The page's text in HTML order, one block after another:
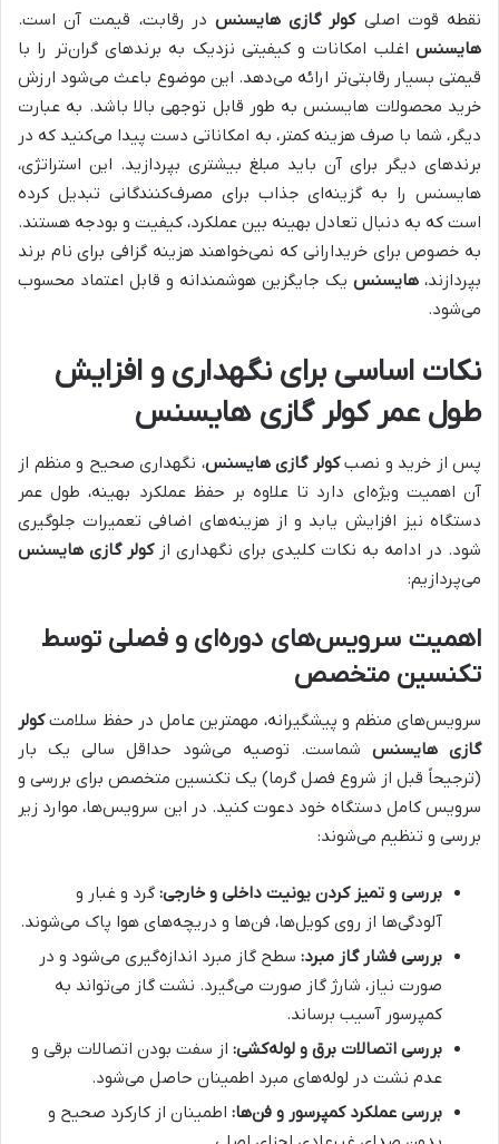
نقطه قوت اصلیکولر گازی هایسنس در رقابت، قیمت آن است.
هایسنس اغلب امکانات و کیفیتی نزدیک به برندهای گران‌تر را با
قیمتی بسیار رقابتی‌تر ارائه می‌دهد. این موضوع باعث می‌شود ارزش
خرید محصولات هایسنس به طور قابل توجهی بالا باشد. به عبارت
دیگر، شما با صرف هزینه کمتر، به امکاناتی دست پیدا می‌کنید که در
برندهای دیگر برای آن باید مبلغ بیشتری بپردازید. این استراتژی،
هایسنس را به گزینه‌ای جذاب برای مصرف‌کنندگانی تبدیل کرده
است که به دنبال تعادل بهینه بین عملکرد، کیفیت و بودجه هستند.
به خصوص برای خریدارانی که نمی‌خواهند هزینه گزافی برای نام برند
بپردازند، هایسنس یک جایگزین هوشمندانه و قابل اعتماد محسوب
می‌شود.
نکات اساسی برای نگهداری و افزایش
طول عمر کولر گازی هایسنس
پس از خرید و نصبکولر گازی هایسنس، نگهداری صحیح و منظم از
آن اهمیت ویژه‌ای دارد تا علاوه بر حفظ عملکرد بهینه، طول عمر
دستگاه نیز افزایش یابد و از هزینه‌های اضافی تعمیرات جلوگیری
شود. در ادامه به نکات کلیدی برای نگهداری ازکولر گازی هایسنس
می‌پردازیم:
اهمیت سرویس‌های دوره‌ای و فصلی توسط
تکنسین متخصص
سرویس‌های منظم و پیشگیرانه، مهمترین عامل در حفظ سلامتکولر
گازی هایسنس شماست. توصیه می‌شود حداقل سالی یک بار
(ترجیحاً قبل از شروع فصل گرما) یک تکنسین متخصص برای بررسی و
سرویس کامل دستگاه خود دعوت کنید. در این سرویس‌ها، موارد زیر
بررسی و تنظیم می‌شوند:
بررسی و تمیز کردن یونیت داخلی و خارجی: گرد و غبار و
آلودگی‌ها از روی کویل‌ها، فن‌ها و دریچه‌های هوا پاک می‌شوند.
بررسی فشار گاز مبرد: سطح گاز مبرد اندازه‌گیری می‌شود و در
صورت نیاز، شارژ گاز صورت می‌گیرد. نشت گاز می‌تواند به
کمپرسور آسیب برساند.
بررسی اتصالات برق و لوله‌کشی: از سفت بودن اتصالات برقی و
عدم نشت در لوله‌های مبرد اطمینان حاصل می‌شود.
بررسی عملکرد کمپرسور و فن‌ها: اطمینان از کارکرد صحیح و